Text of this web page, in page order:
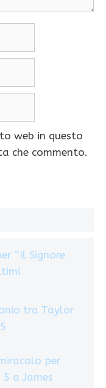
web in questo
che commento.
“Il Signore
tra Taylor
per
a James